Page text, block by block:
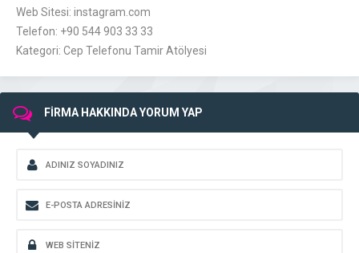
Web Sitesi: instagram.com
Telefon: +90 544 903 33 33
Kategori: Cep Telefonu Tamir Atölyesi
FİRMA HAKKINDA YORUM YAP